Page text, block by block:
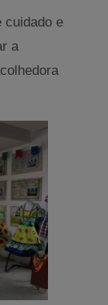
cuidado e
a